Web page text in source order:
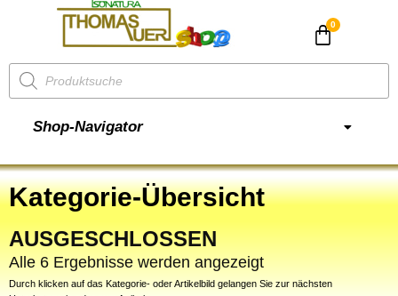
Shop-Navigator
Kategorie-Übersicht
AUSGESCHLOSSEN
Alle 6 Ergebnisse werden angezeigt
Durch klicken auf das Kategorie- oder Artikelbild gelangen Sie zur nächsten